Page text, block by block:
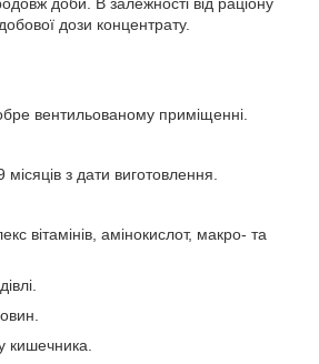
дози концентрату.
вентильованому приміщенні.
місяців з дати виготовлення.
вiтамiнiв, амiнокислот, макро- та